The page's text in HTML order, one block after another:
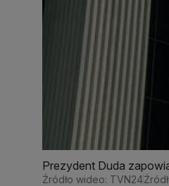
Prezydent Duda
Źródło wideo: TVN24